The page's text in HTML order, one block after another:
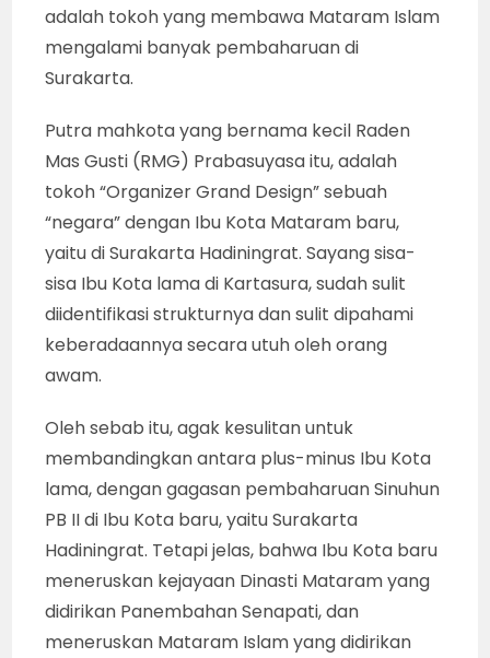
adalah tokoh yang membawa Mataram Islam
mengalami banyak pembaharuan di
Surakarta.
Putra mahkota yang bernama kecil Raden
Mas Gusti (RMG) Prabasuyasa itu, adalah
tokoh “Organizer Grand Design” sebuah
“negara” dengan Ibu Kota Mataram baru,
yaitu di Surakarta Hadiningrat. Sayang sisa-
sisa Ibu Kota lama di Kartasura, sudah sulit
diidentifikasi strukturnya dan sulit dipahami
keberadaannya secara utuh oleh orang
awam.
Oleh sebab itu, agak kesulitan untuk
membandingkan antara plus-minus Ibu Kota
lama, dengan gagasan pembaharuan Sinuhun
PB II di Ibu Kota baru, yaitu Surakarta
Hadiningrat. Tetapi jelas, bahwa Ibu Kota baru
meneruskan kejayaan Dinasti Mataram yang
didirikan Panembahan Senapati, dan
meneruskan Mataram Islam yang didirikan